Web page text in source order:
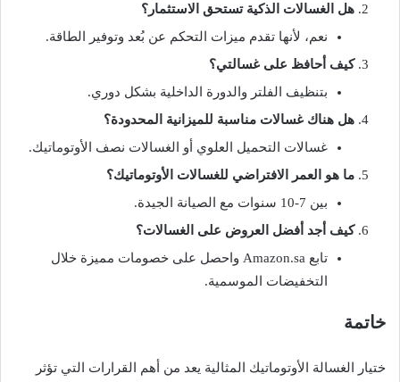
هل الغسالات الذكية تستحق الاستثمار؟
نعم، لأنها تقدم ميزات التحكم عن بُعد وتوفير الطاقة.
كيف أحافظ على غسالتي؟
بتنظيف الفلتر والدورة الداخلية بشكل دوري.
هل هناك غسالات مناسبة للميزانية المحدودة؟
غسالات التحميل العلوي أو الغسالات نصف الأوتوماتيك.
ما هو العمر الافتراضي للغسالات الأوتوماتيك؟
بين 7-10 سنوات مع الصيانة الجيدة.
كيف أجد أفضل العروض على الغسالات؟
تابع Amazon.sa واحصل على خصومات مميزة خلال
التخفيضات الموسمية.
خاتمة
ختيار الغسالة الأوتوماتيك المثالية يعد من أهم القرارات التي تؤثر